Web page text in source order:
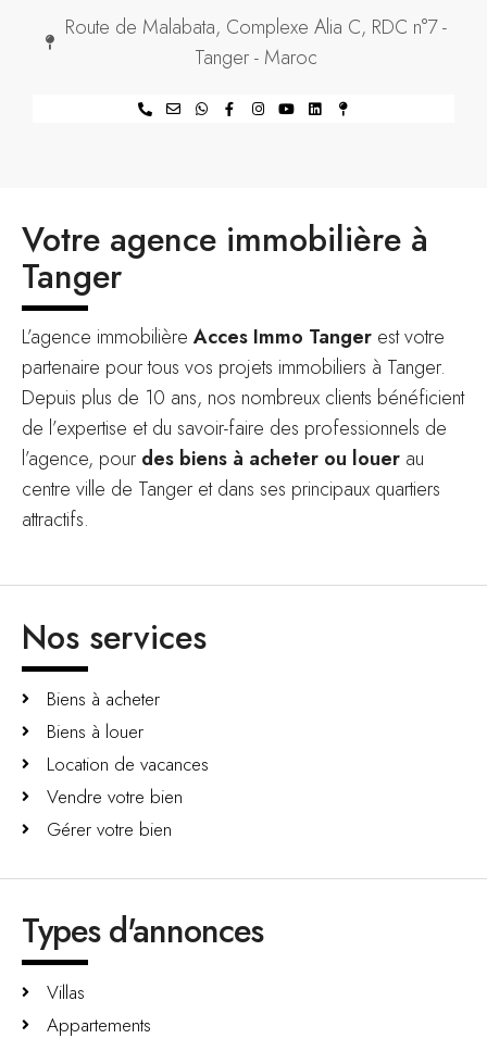
Route de Malabata, Complexe Alia C, RDC n°7 -
Tanger - Maroc
Votre agence immobilière à
Tanger
L’agence immobilière Acces Immo Tanger est votre
partenaire pour tous vos projets immobiliers à Tanger.
Depuis plus de 10 ans, nos nombreux clients bénéficient
de l’expertise et du savoir-faire des professionnels de
l’agence, pour des biens à acheter ou louer au
centre ville de Tanger et dans ses principaux quartiers
attractifs.
Nos services
Biens à acheter
Biens à louer
Location de vacances
Vendre votre bien
Gérer votre bien
Types d'annonces
Villas
Appartements